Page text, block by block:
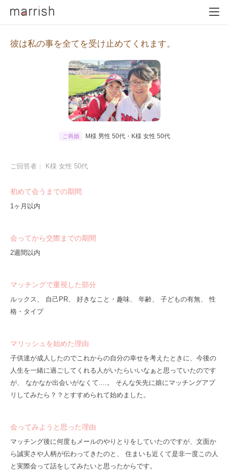
彼は私の事を全てを受け止めてくれます。
ご再婚 M様 男性 50代・K様 女性 50代
ご回答者： K様 女性 50代
初めて会うまでの期間
1ヶ月以内
会ってから交際までの期間
2週間以内
マッチングで重視した部分
ルックス、 自己PR、 好きなこと・趣味、 年齢、 子どもの有無、 性
格・タイプ
マリッシュを始めた理由
子供達が成人したのでこれからの自分の幸せを考えたときに、今後の
人生を一緒に過ごしてくれる人がいたらいいなぁと思っていたのです
が、 なかなか出会いがなくて....。 そんな矢先に娘にマッチングアプ
リしてみたら？？とすすめられて始めました。
会ってみようと思った理由
マッチング後に何度もメールのやりとりをしていたのですが、文面か
ら誠実さや人柄が伝わってきたのと、 住まいも近くて是非一度この人
と実際会って話をしてみたいと思ったからです。